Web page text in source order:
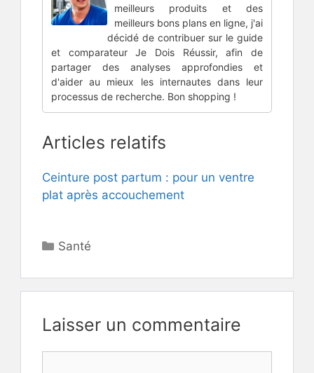
meilleurs produits et des
meilleurs bons plans en ligne, j'ai
décidé de contribuer sur le guide
et comparateur Je Dois Réussir, afin de
partager des analyses approfondies et
d'aider au mieux les internautes dans leur
processus de recherche. Bon shopping !
Articles relatifs
Ceinture post partum : pour un ventre
plat après accouchement
Catégories
Santé
Laisser un commentaire